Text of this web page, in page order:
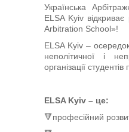
Підтримка
Члени УАА
Бібліотека
Студенти
Українська
ELSA Kyiv
Arbitration School»!
ELSA Kyiv –
неполітичної і
організації студентів
ELSA Kyiv – це:
🔻професійний